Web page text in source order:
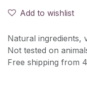
Add to wishlist
Natural ingredients,
Not tested on
Free shipping from